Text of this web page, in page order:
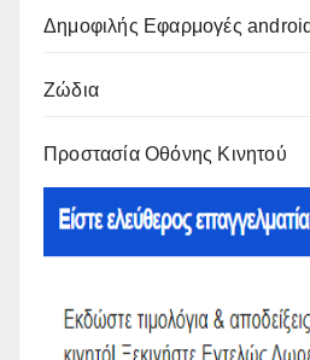
Δημοφιλής Εφαρμογές android
Ζώδια
Προστασία Οθόνης Κινητού